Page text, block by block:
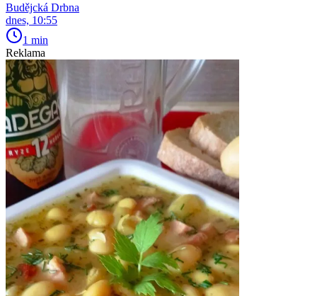
Budějcká Drbna
dnes, 10:55
1 min
Reklama